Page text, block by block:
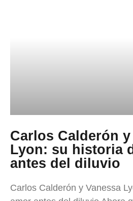
Carlos Calderón y
Lyon: su historia
antes del diluvio
Carlos Calderón y Vanessa